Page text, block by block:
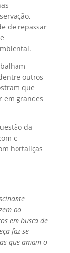
de repassar
outros
que
em grandes
da
o
hortaliças
ao
em busca de
faz-se
que amam o